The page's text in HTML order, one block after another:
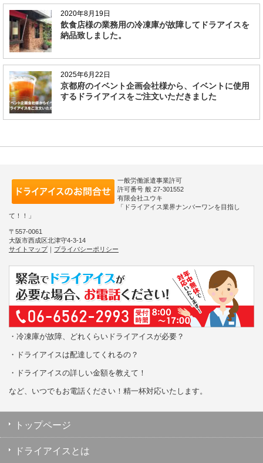
2020年8月19日
飲食店様の業務用の冷凍庫が故障してドラアイスを
納品致しました。
2025年6月22日
京都府のイベント企画会社様から、イベントに使用
するドライアイスをご注文いただきました
一般労働派遣事業許可
許可番号 般 27-301552
有限会社ユウキ
「ドライアイス業界ナンバーワンを目指し
て！！」
〒557-0061
大阪市西成区北津守4-3-14
サイトマップ｜ プライバシーポリシー
・冷凍庫が故障、どれくらいドライアイスが必要？
・ドライアイスは配達してくれるの？
・ドライアイスの詳しい金額を教えて！
など、いつでもお電話ください！精一杯対応いたします。
トップページ
ドライアイスとは